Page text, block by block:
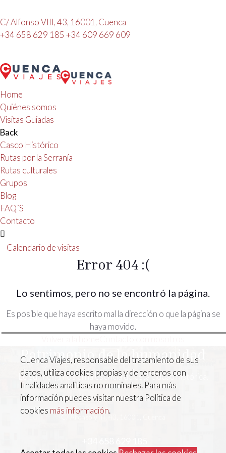
C/ Alfonso VIII, 43, 16001, Cuenca
+34 658 629 185 +34 609 669 609
Home
Quiénes somos
Visitas Guiadas
Back
Casco Histórico
Rutas por la Serranía
Rutas culturales
Grupos
Blog
FAQ´S
Contacto
Calendario de visitas
Error 404 :(
Lo sentimos, pero no se encontró la página.
Es posible que haya escrito mal la dirección o que la página se
haya movido.
Patrimonio de la humanidad
Le surmergimos en la esencia de esta ciudad histórica.
Cuenca Viajes, responsable del tratamiento de sus
datos, utiliza cookies propias y de terceros con
finalidades analíticas no nominales. Para más
información puedes visitar nuestra Política de
cookies más información.